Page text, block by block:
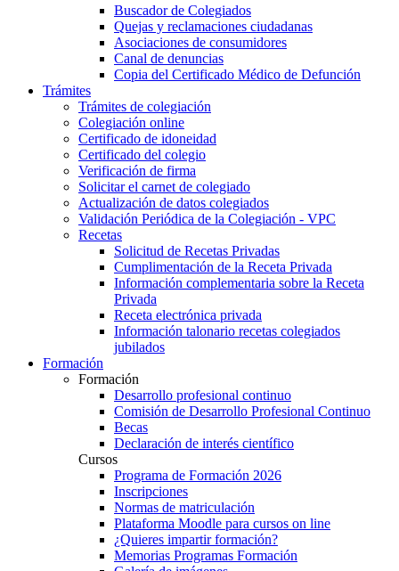
Buscador de Colegiados
Quejas y reclamaciones ciudadanas
Asociaciones de consumidores
Canal de denuncias
Copia del Certificado Médico de Defunción
Trámites
Trámites de colegiación
Colegiación online
Certificado de idoneidad
Certificado del colegio
Verificación de firma
Solicitar el carnet de colegiado
Actualización de datos colegiados
Validación Periódica de la Colegiación - VPC
Recetas
Solicitud de Recetas Privadas
Cumplimentación de la Receta Privada
Información complementaria sobre la Receta
Privada
Receta electrónica privada
Información talonario recetas colegiados
jubilados
Formación
Formación
Desarrollo profesional continuo
Comisión de Desarrollo Profesional Continuo
Becas
Declaración de interés científico
Cursos
Programa de Formación 2026
Inscripciones
Normas de matriculación
Plataforma Moodle para cursos on line
¿Quieres impartir formación?
Memorias Programas Formación